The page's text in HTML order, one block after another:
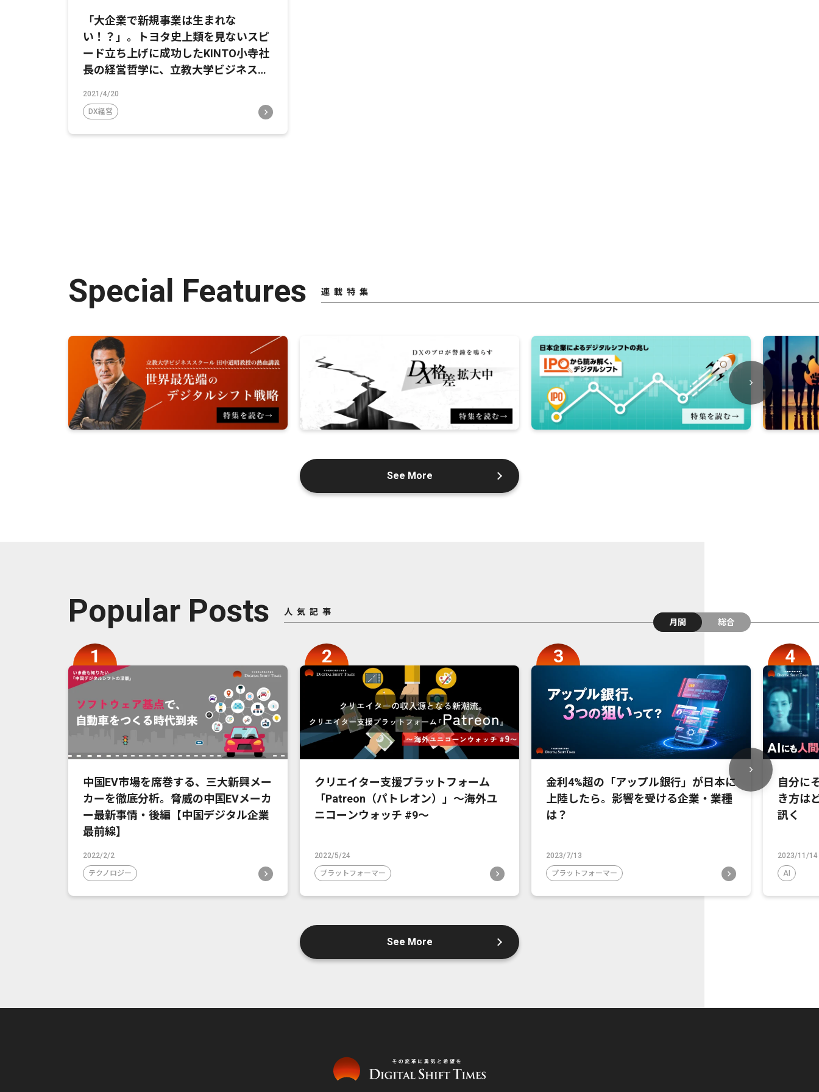
「大企業で新規事業は生まれな
い！？」。トヨタ史上類を見ないスピ
ード立ち上げに成功したKINTO小寺社
長の経営哲学に、立教大学ビジネスス
2021/4/20
DX経営
Special Features 連載特集
See More
Popular Posts
人気記事
月間
総合
中国EV市場を席巻する、三大新興メー
カーを徹底分析。脅威の中国EVメーカ
ー最新事情・後編【中国デジタル企業
最前線】
2022/2/2
テクノロジー
クリエイター支援プラットフォーム
「Patreon（パトレオン）」〜海外ユ
ニコーンウォッチ #9〜
2022/5/24
プラットフォーマー
金利4%超の「アップル銀行」が日本に
上陸したら。影響を受ける企業・業種
は？
2023/7/13
プラットフォーマー
自分に
き方は
訊く
2023/11/14
AI
See More